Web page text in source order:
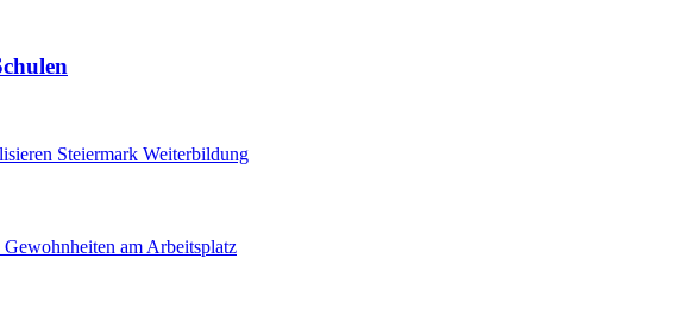
Steiermark Weiterbildung
am Arbeitsplatz